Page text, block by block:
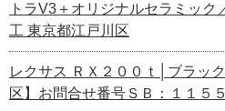
トラV3＋オリジナルセラミッ
工 東京都江戸川区
レクサス ＲＸ２００ｔ│ブラッ
区】お問合せ番号ＳＢ：１１５